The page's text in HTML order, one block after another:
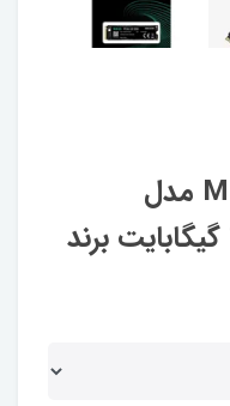
حافظه SSD اینترنال M.2 مدل
WAVE(P) ظرفیت 128 گیگابایت برند